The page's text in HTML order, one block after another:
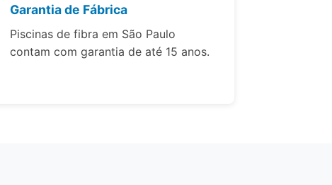
Garantia de Fábrica
Piscinas de fibra em São Paulo
contam com garantia de até 15 anos.